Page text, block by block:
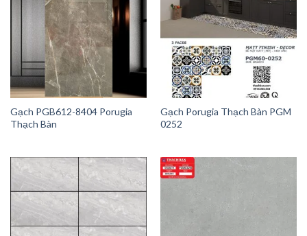
Gạch PGB612-8404 Porugia
Thạch Bàn
Gạch Porugia Thạch Bàn PGM
0252